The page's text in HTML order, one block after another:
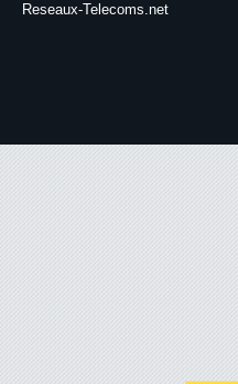
Reseaux-Telecoms.net